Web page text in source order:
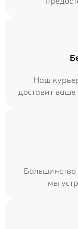
Наш
доставит ваше
мы